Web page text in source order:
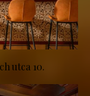
utca 10.